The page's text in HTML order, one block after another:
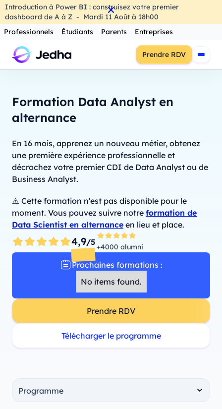
Introduction à Power BI : construisez votre premier
dashboard de A à Z - Mardi 11 Août à 18h00
Professionnels
Étudiants Parents Entreprises
Prendre RDV
Formation Data Analyst en
alternance
En 16 mois, apprenez un nouveau métier, obtenez
une première expérience professionnelle et
décrochez votre premier CDI de Data Analyst ou de
Business Analyst.
⚠️ Cette formation n'est pas disponible pour le
moment. Vous pouvez suivre notre formation de
Data Scientist en alternance en lieu et place.
4,9/5+4000 alumni
Prochaines formations :
No items found.
Prendre RDV
Télécharger le programme